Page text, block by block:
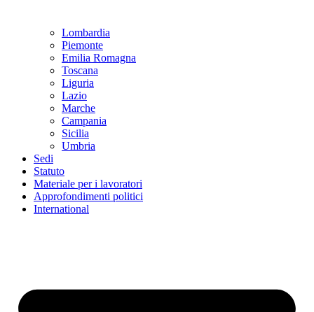
Lombardia
Piemonte
Emilia Romagna
Toscana
Liguria
Lazio
Marche
Campania
Sicilia
Umbria
Sedi
Statuto
Materiale per i lavoratori
Approfondimenti politici
International